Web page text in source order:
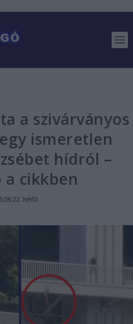
a szivárványos
ismeretlen
hídról –
a cikkben
hétfő